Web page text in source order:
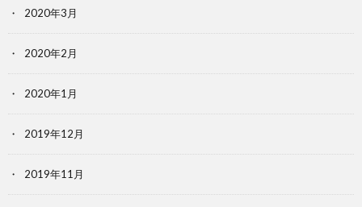
2020年3月
2020年2月
2020年1月
2019年12月
2019年11月